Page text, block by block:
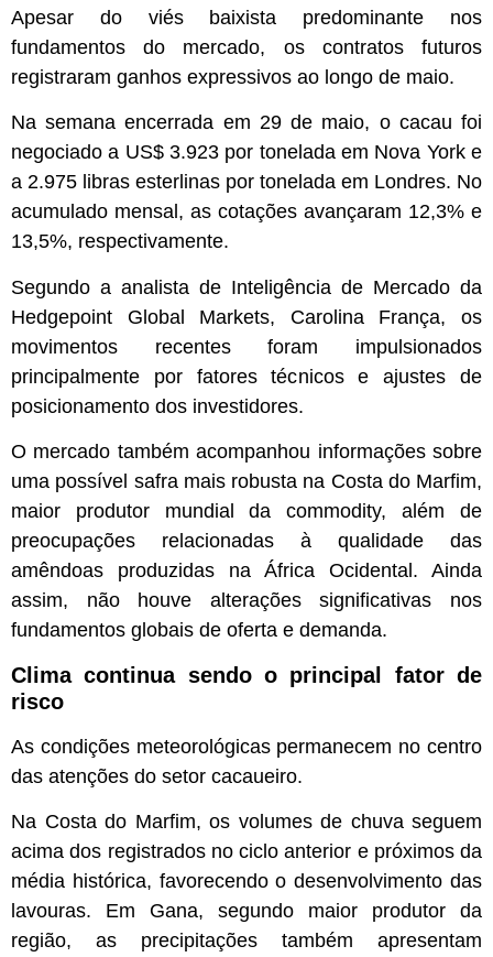
Apesar do viés baixista predominante nos
fundamentos do mercado, os contratos futuros
registraram ganhos expressivos ao longo de maio.
Na semana encerrada em 29 de maio, o cacau foi
negociado a US$ 3.923 por tonelada em Nova York e
a 2.975 libras esterlinas por tonelada em Londres. No
acumulado mensal, as cotações avançaram 12,3% e
13,5%, respectivamente.
Segundo a analista de Inteligência de Mercado da
Hedgepoint Global Markets, Carolina França, os
movimentos recentes foram impulsionados
principalmente por fatores técnicos e ajustes de
posicionamento dos investidores.
O mercado também acompanhou informações sobre
uma possível safra mais robusta na Costa do Marfim,
maior produtor mundial da commodity, além de
preocupações relacionadas à qualidade das
amêndoas produzidas na África Ocidental. Ainda
assim, não houve alterações significativas nos
fundamentos globais de oferta e demanda.
Clima continua sendo o principal fator de
risco
As condições meteorológicas permanecem no centro
das atenções do setor cacaueiro.
Na Costa do Marfim, os volumes de chuva seguem
acima dos registrados no ciclo anterior e próximos da
média histórica, favorecendo o desenvolvimento das
lavouras. Em Gana, segundo maior produtor da
região, as precipitações também apresentam